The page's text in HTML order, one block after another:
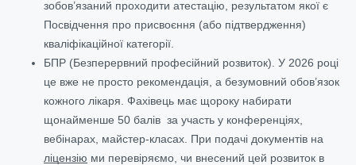
зобов’язаний проходити атестацію, результатом якої є
Посвідчення про присвоєння (або підтвердження)
кваліфікаційної категорії.
БПР (Безперервний професійний розвиток). У 2026 році
це вже не просто рекомендація, а безумовний обов’язок
кожного лікаря. Фахівець має щороку набирати
щонайменше 50 балів за участь у конференціях,
вебінарах, майстер-класах. При подачі документів на
ліцензію ми перевіряємо, чи внесений цей розвиток в